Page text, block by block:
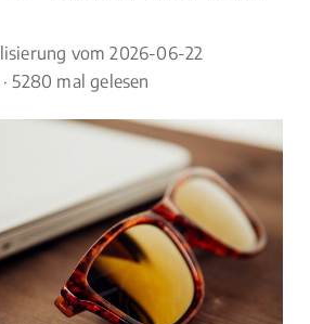
vom2026-06-22
· 5280 mal gelesen